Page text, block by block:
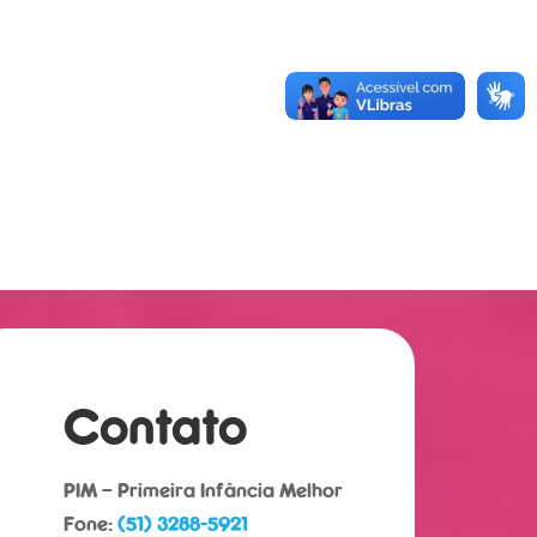
Contato
PIM – Primeira Infância Melhor
Fone: (51) 3288-5921